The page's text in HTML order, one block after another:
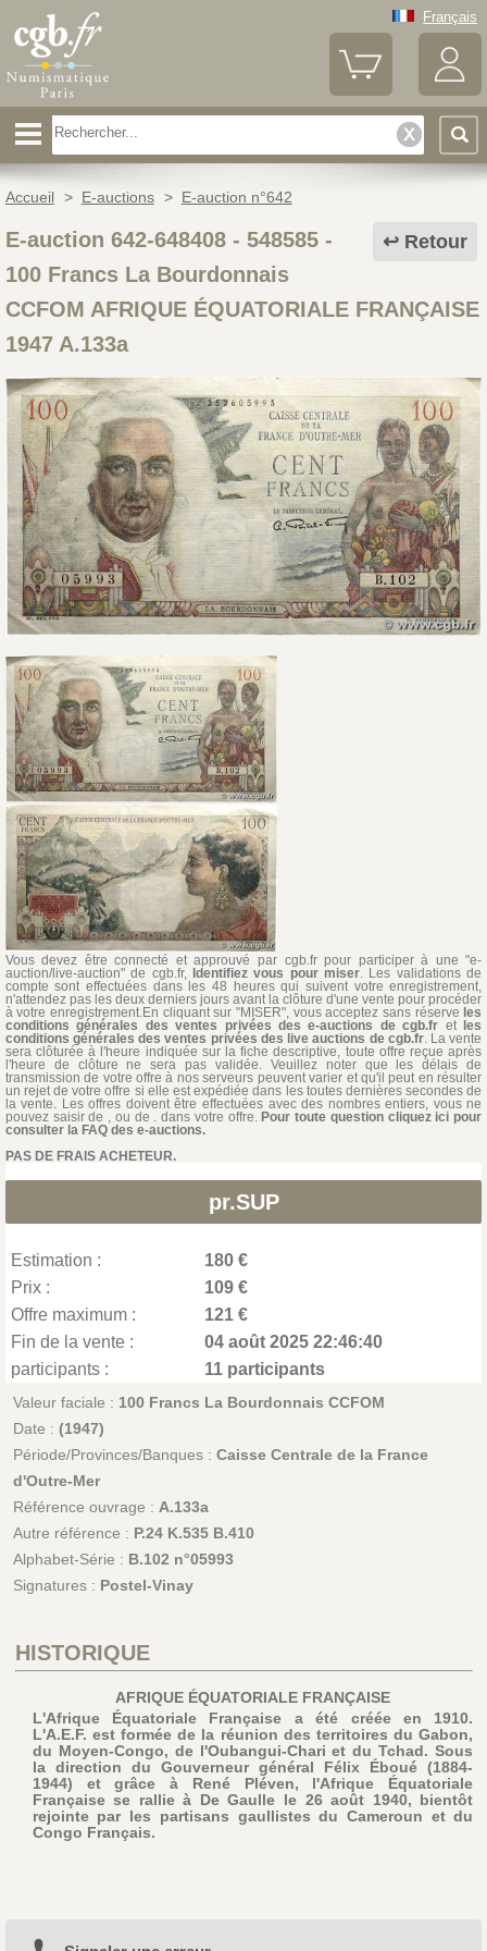
Français
Accueil > E-auctions > E-auction n°642
Retour
E-auction 642-648408 - 548585-
100 Francs La Bourdonnais
CCFOM AFRIQUE ÉQUATORIALE FRANÇAISE
1947 A.133a
Vous devez être connecté et approuvé par cgb.fr pour participer à une "e-
auction/live-auction" de cgb.fr, Identifiez vous pour miser. Les validations de
compte sont effectuées dans les 48 heures qui suivent votre enregistrement,
n'attendez pas les deux derniers jours avant la clôture d'une vente pour procéder
à votre enregistrement.En cliquant sur "MISER", vous acceptez sans réserve les
conditions générales des ventes privées des e-auctions de cgb.fr et les
conditions générales des ventes privées des live auctions de cgb.fr. La vente
sera clôturée à l'heure indiquée sur la fiche descriptive, toute offre reçue après
l'heure de clôture ne sera pas validée. Veuillez noter que les délais de
transmission de votre offre à nos serveurs peuvent varier et qu'il peut en résulter
un rejet de votre offre si elle est expédiée dans les toutes dernières secondes de
la vente. Les offres doivent être effectuées avec des nombres entiers, vous ne
pouvez saisir de , ou de . dans votre offre. Pour toute question cliquez ici pour
consulter la FAQ des e-auctions.
PAS DE FRAIS ACHETEUR.
pr.SUP
Estimation :
180 €
Prix :
109 €
Offre maximum :
121 €
Fin de la vente :
04 août 2025 22:46:40
participants :
11 participants
Valeur faciale : 100 Francs La Bourdonnais CCFOM
Date : (1947)
Période/Provinces/Banques : Caisse Centrale de la France
d'Outre-Mer
Référence ouvrage : A.133a
Autre référence : P.24 K.535 B.410
Alphabet-Série : B.102 n°05993
Signatures : Postel-Vinay
HISTORIQUE
AFRIQUE ÉQUATORIALE FRANÇAISE
L'Afrique Équatoriale Française a été créée en 1910.
L'A.E.F. est formée de la réunion des territoires du Gabon,
du Moyen-Congo, de l'Oubangui-Chari et du Tchad. Sous
la direction du Gouverneur général Félix Éboué (1884-
1944) et grâce à René Pléven, l'Afrique Équatoriale
Française se rallie à De Gaulle le 26 août 1940, bientôt
rejointe par les partisans gaullistes du Cameroun et du
Congo Français.